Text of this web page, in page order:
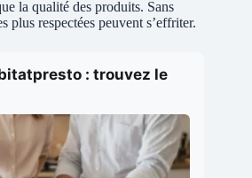
la qualité des produits. Sans
plus respectées peuvent s’effriter.
: trouvez le